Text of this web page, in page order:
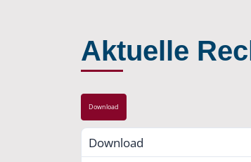
Aktuelle
Download
Download